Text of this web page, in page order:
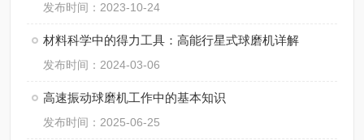
发布时间：2023-10-24
材料科学中的得力工具：高能行星式球磨机详解
发布时间：2024-03-06
高速振动球磨机工作中的基本知识
发布时间：2025-06-25